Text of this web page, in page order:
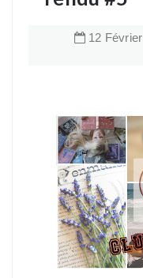
12 Février